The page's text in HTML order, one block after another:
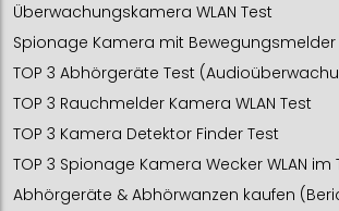
Überwachungskamera WLAN Test
Spionage Kamera mit Bewegungsmelder
TOP 3 Abhörgeräte Test
TOP 3 Rauchmelder Kamera WLAN Test
TOP 3 Kamera Detektor Finder Test
TOP 3 Spionage Kamera Wecker WLAN im
Abhörgeräte & Abhörwanzen kaufen